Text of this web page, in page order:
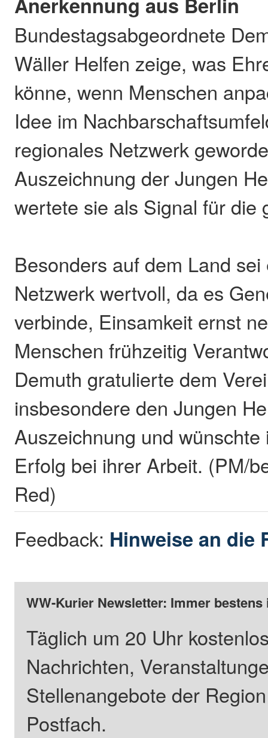
Bundestagsabgeordnete
Wäller Helfen zeige, was
könne, wenn Menschen
Idee im
regionales Netzwerk
Auszeichnung der Jungen
wertete sie als Signal für die
Besonders auf dem Land
Netzwerk wertvoll, da es
verbinde, Einsamkeit ernst
Menschen frühzeitig
Demuth gratulierte dem
insbesondere den Jungen
Auszeichnung und
Erfolg bei ihrer Arbeit. (PM/
Red)
Feedback: Hinweise an die
WW-Kurier Newsletter: Immer
Täglich um 20 Uhr
Nachrichten,
Stellenangebote der
Postfach.